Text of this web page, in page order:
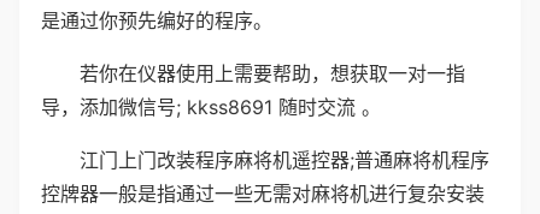
是通过你预先编好的程序。
若你在仪器使用上需要帮助，想获取一对一指
导，添加微信号; kkss8691 随时交流 。
江门上门改装程序麻将机遥控器;普通麻将机程序
控牌器一般是指通过一些无需对麻将机进行复杂安装